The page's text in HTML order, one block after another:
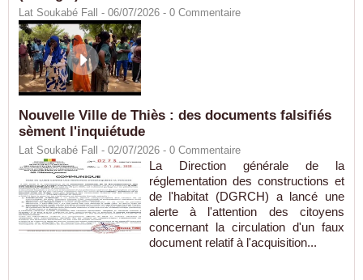
Lat Soukabé Fall - 06/07/2026 - 0 Commentaire
Nouvelle Ville de Thiès : des documents falsifiés
sèment l'inquiétude
Lat Soukabé Fall - 02/07/2026 - 0 Commentaire
La Direction générale de la
réglementation des constructions et
de l'habitat (DGRCH) a lancé une
alerte à l'attention des citoyens
concernant la circulation d'un faux
document relatif à l'acquisition...